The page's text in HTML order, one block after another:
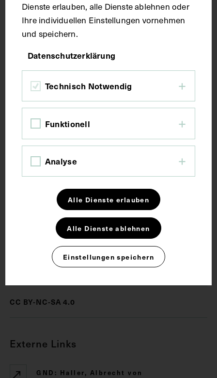
Maße
Bildmaß inkl. Untergrund 60,8 x 44,9 cm
Kurzbeschreibung
Die Lithografie ist von Joseph Lanzedelly
der Gesellschaft der Ärzte, Wien, versehen.
Schlagwörter
Naturwissenschaftler
Physiologie
Schriftsteller
CC BY-NC-SA 4.0
Externe Links
GND: Haller, Albrecht von
Dienste erlauben, alle Dienste ablehnen oder
Ihre individuellen Einstellungen vornehmen
und speichern.
Datenschutzerklärung
Technisch Notwendig
Funktionell
Analyse
Alle Dienste erlauben
Alle Dienste ablehnen
Einstellungen speichern